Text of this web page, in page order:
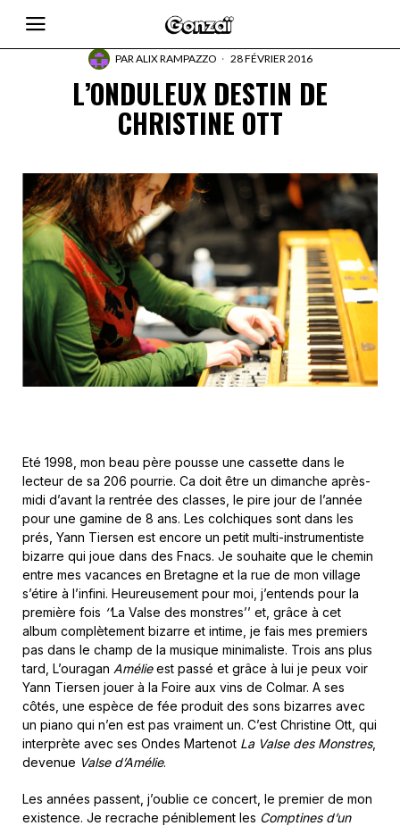
PARALIX RAMPAZZO 28 FÉVRIER 2016
L’ONDULEUX DESTIN DE
CHRISTINE OTT
Eté 1998, mon beau père pousse une cassette dans le
lecteur de sa 206 pourrie. Ca doit être un dimanche après-
midi d’avant la rentrée des classes, le pire jour de l’année
pour une gamine de 8 ans. Les colchiques sont dans les
prés, Yann Tiersen est encore un petit multi-instrumentiste
bizarre qui joue dans des Fnacs. Je souhaite que le chemin
entre mes vacances en Bretagne et la rue de mon village
s’étire à l’infini. Heureusement pour moi, j’entends pour la
première fois ‘’La Valse des monstres’’ et, grâce à cet
album complètement bizarre et intime, je fais mes premiers
pas dans le champ de la musique minimaliste. Trois ans plus
tard, L’ouragan Amélieest passé et grâce à lui je peux voir
Yann Tiersen jouer à la Foire aux vins de Colmar. A ses
côtés, une espèce de fée produit des sons bizarres avec
un piano qui n’en est pas vraiment un. C’est Christine Ott, qui
interprète avec ses Ondes Martenot La Valse des Monstres,
devenue Valse d’Amélie.
Les années passent, j’oublie ce concert, le premier de mon
existence. Je recrache péniblement les Comptines d’un